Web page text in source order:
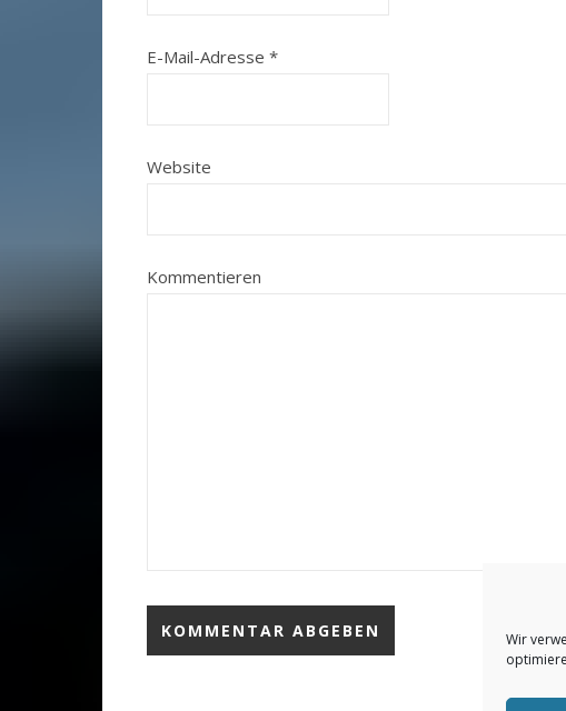
Wir
E-Mail-Adresse *
Website
Kommentieren